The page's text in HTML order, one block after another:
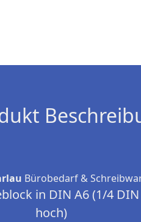
Bürobedarf &
in DIN A6 (1/4
hoch)